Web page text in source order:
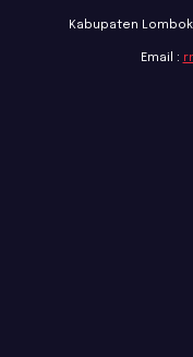
Kabupaten Lombok
Email :